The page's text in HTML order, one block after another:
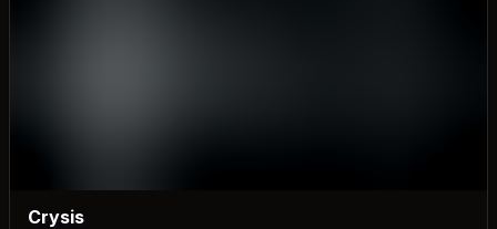
Crysis